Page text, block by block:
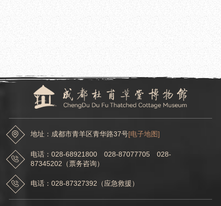
成都杜甫草堂博物馆举办端午节系列活动
2021.06.10
成都杜甫草堂博物馆举办“诗载童欢”六·一儿童节活动暨草堂校园诗社启动仪式
地址：成都市青羊区青华路37号[电子地图]
电话：028-68921800 028-87077705 028-
87345202（票务咨询）
电话：028-87327392（应急救援）